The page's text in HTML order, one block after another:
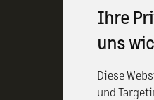
Ihre
uns
Diese
und
Check in:
Check out:
Po-Pia: od
So-Ne: